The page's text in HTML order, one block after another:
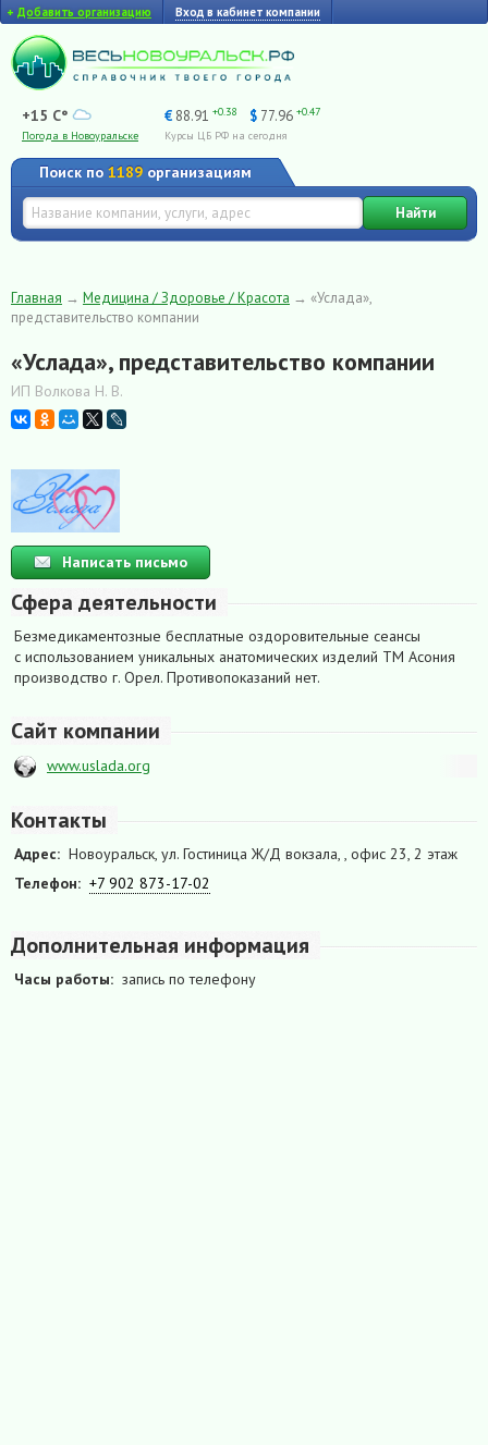
+ Добавить организацию Вход в кабинет компании
+15 C°
Погода в Новоуральске
€ 88.91 +0.38 $ 77.96 +0.47
Курсы ЦБ РФ на сегодня
Поиск по 1189 организациям
Найти
Главная → Медицина / Здоровье / Красота → «Услада»,
представительство компании
«Услада», представительство компании
ИП Волкова Н. В.
Написать письмо
Сфера деятельности
Безмедикаментозные бесплатные оздоровительные сеансы
с использованием уникальных анатомических изделий ТМ Асония
производство г. Орел. Противопоказаний нет.
Сайт компании
www.uslada.org
Контакты
Адрес: Новоуральск, ул. Гостиница Ж/Д вокзала, , офис 23, 2 этаж
Телефон: +7 902 873-17-02
Дополнительная информация
Часы работы: запись по телефону